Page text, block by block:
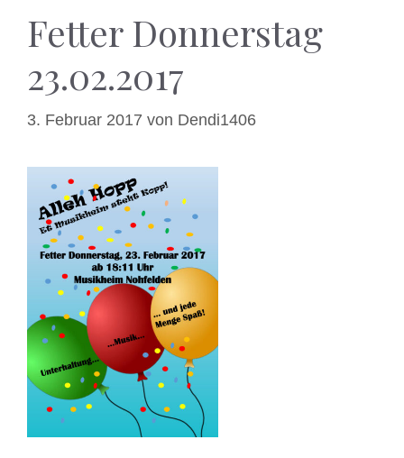
Fetter Donnerstag
23.02.2017
3. Februar 2017 von Dendi1406